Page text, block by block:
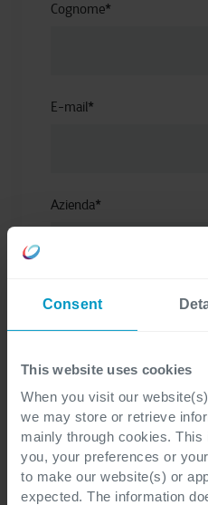
Consent
This website uses cookies
When you visit our
we may store or retrieve
mainly through cookies.
you, your preferences or
to make our website(s) or
expected. The information
Cognome*
E-mail*
Azienda*
Ruolo aziendale
Telefono*
Commenti